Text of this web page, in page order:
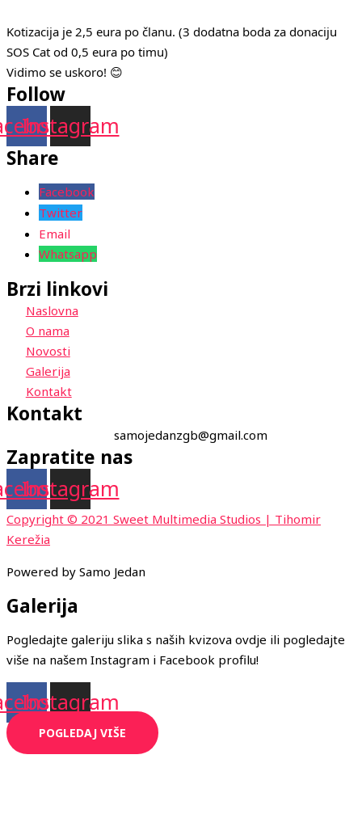
Kotizacija je 2,5 eura po članu. (3 dodatna boda za donaciju
SOS Cat od 0,5 eura po timu)
Vidimo se uskoro! 😊
Follow
Instagram
Share
Facebook
Twitter
Email
Whatsapp
Brzi linkovi
Naslovna
O nama
Novosti
Galerija
Kontakt
Kontakt
samojedanzgb@gmail.com
Zapratite nas
Instagram
Copyright © 2021 Sweet Multimedia Studios | Tihomir
Kerežia
Powered by Samo Jedan
Galerija
Pogledajte galeriju slika s naših kvizova ovdje ili pogledajte
više na našem Instagram i Facebook profilu!
Instagram
POGLEDAJ VIŠE